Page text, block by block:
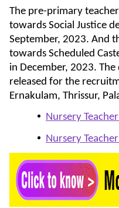
The pre-primary
towards Social Justice
September, 2023. And
towards Scheduled
in December, 2023.
released for the
Ernakulam, Thrissur,
Nursery
Nursery